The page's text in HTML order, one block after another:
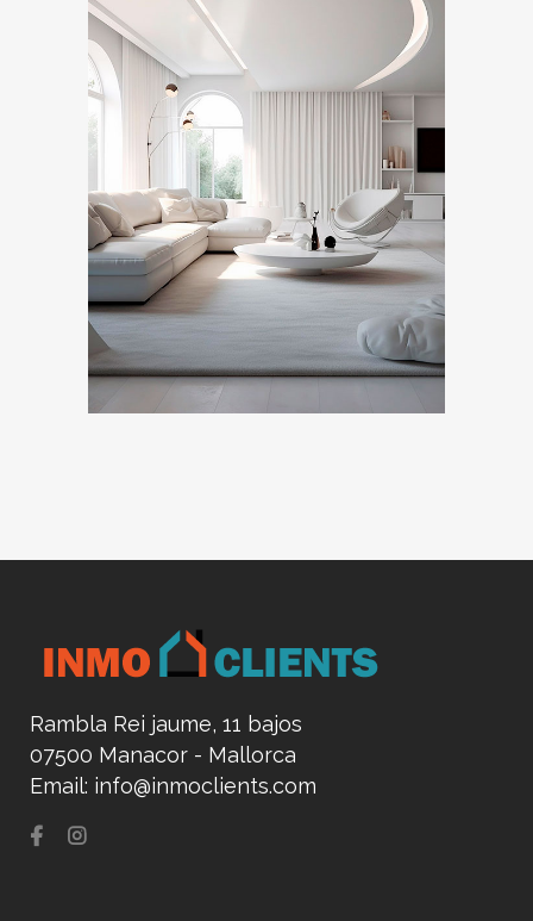
Rambla Rei jaume, 11 bajos
07500 Manacor - Mallorca
Email: info@inmoclients.com